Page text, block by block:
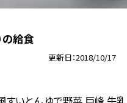
の給食
更新日 2018/10/17